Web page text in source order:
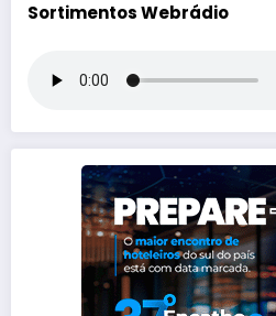
Sortimentos Webrádio